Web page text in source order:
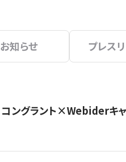
お知らせ プレス
コングラント×Webiderキ